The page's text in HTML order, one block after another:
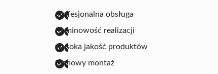
profesjonalna obsługa
terminowość realizacji
wysoka jakość produktów
fachowy montaż